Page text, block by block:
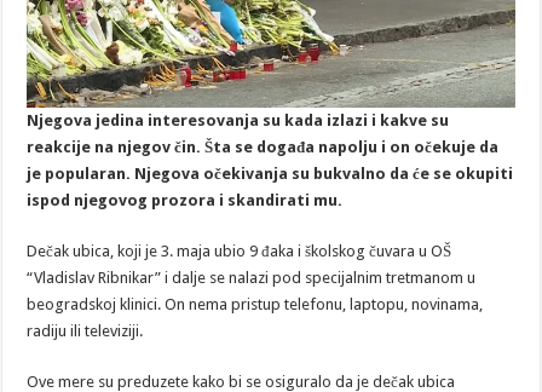
Njegova jedina interesovanja su kada izlazi i kakve su
reakcije na njegov čin. Šta se događa napolju i on očekuje da
je popularan. Njegova očekivanja su bukvalno da će se okupiti
ispod njegovog prozora i skandirati mu.
Dečak ubica, koji je 3. maja ubio 9 đaka i školskog čuvara u OŠ
“Vladislav Ribnikar” i dalje se nalazi pod specijalnim tretmanom u
beogradskoj klinici. On nema pristup telefonu, laptopu, novinama,
radiju ili televiziji.
Ove mere su preduzete kako bi se osiguralo da je dečak ubica